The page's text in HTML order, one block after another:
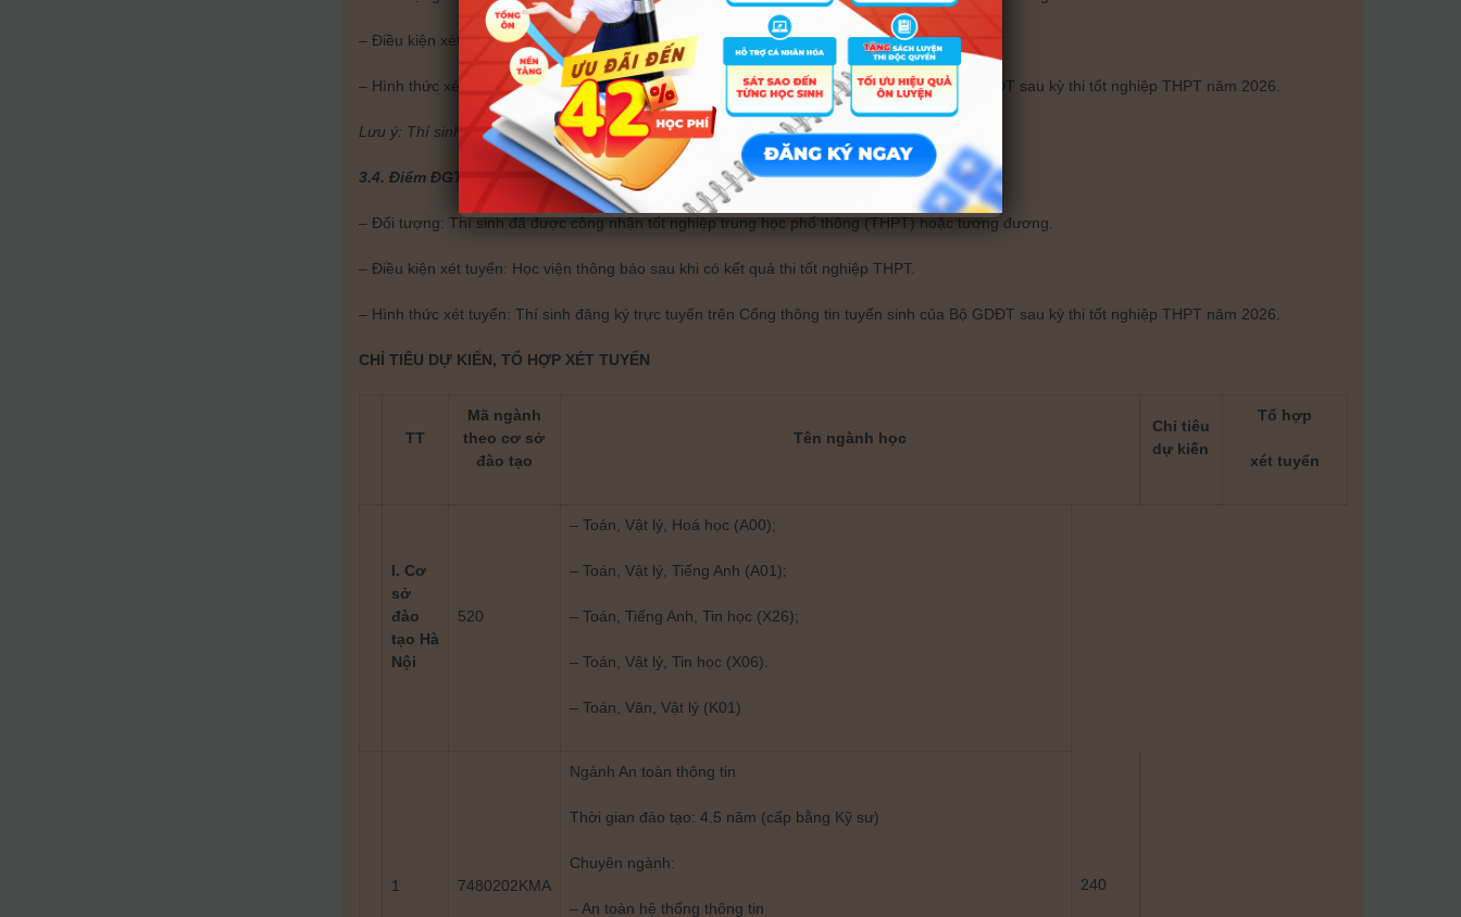
– Điều kiện xét tuyển: Học viện thông báo sau khi có kết quả thi tốt nghiệp THPT.
– Hình thức xét tuyển: Thí sinh đăng ký trực tuyến trên Cổng thông tin tuyển sinh của Bộ GDĐT sau kỳ thi tốt nghiệp THPT năm 2026.
Lưu ý: Thí sinh phải đăng ký thi các môn thuộc tổ hợp xét tuyển của Học viện.
3.4. Điểm ĐGTD của Đại học Bách Khoa Hà Nội (TSA):
– Đối tượng: Thí sinh đã được công nhận tốt nghiệp trung học phổ thông (THPT) hoặc tương đương.
– Điều kiện xét tuyển: Học viện thông báo sau khi có kết quả thi tốt nghiệp THPT.
– Hình thức xét tuyển: Thí sinh đăng ký trực tuyến trên Cổng thông tin tuyển sinh của Bộ GDĐT sau kỳ thi tốt nghiệp THPT năm 2026.
CHỈ TIÊU DỰ KIẾN, TỔ HỢP XÉT TUYỂN
TT
Mã ngành
theo cơ sở
đào tạo
Tên ngành học
Chỉ tiêu
dự kiến
Tổ hợp
xét tuyển
I. Cơ
sở
đào
tạo Hà
Nội
520
– Toán, Vật lý, Hoá học (A00);
– Toán, Vật lý, Tiếng Anh (A01);
– Toán, Tiếng Anh, Tin học (X26);
– Toán, Vật lý, Tin học (X06).
– Toán, Văn, Vật lý (K01)
1 7480202KMA
Ngành An toàn thông tin
Thời gian đào tạo: 4.5 năm (cấp bằng Kỹ sư)
Chuyên ngành:
– An toàn hệ thống thông tin
240